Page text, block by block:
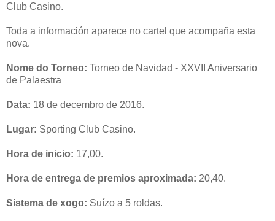
Club Casino.
Toda a información aparece no cartel que acompaña esta
nova.
Nome do Torneo: Torneo de Navidad - XXVII Aniversario
de Palaestra
Data: 18 de decembro de 2016.
Lugar: Sporting Club Casino.
Hora de inicio: 17,00.
Hora de entrega de premios aproximada: 20,40.
Sistema de xogo: Suízo a 5 roldas.